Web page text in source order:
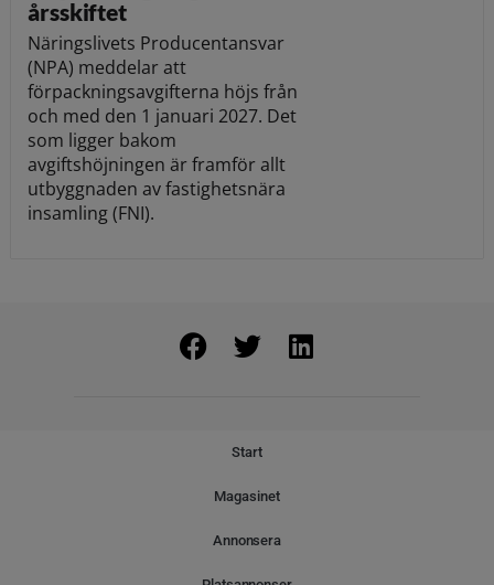
årsskiftet
Näringslivets Producentansvar
(NPA) meddelar att
förpackningsavgifterna höjs från
och med den 1 januari 2027. Det
som ligger bakom
avgiftshöjningen är framför allt
utbyggnaden av fastighetsnära
insamling (FNI).
Start
Magasinet
Annonsera